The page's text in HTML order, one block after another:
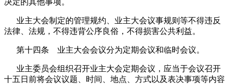
业主大会制定的管理规约、业主大会议事规则等不得违反
法律、法规，不得违背公序良俗，不得损害公共利益。
第十四条 业主大会会议分为定期会议和临时会议。
业主委员会组织召开业主大会定期会议，应当于会议召开
十五日前将会议议题、时间、地点、方式以及表决事项等内容